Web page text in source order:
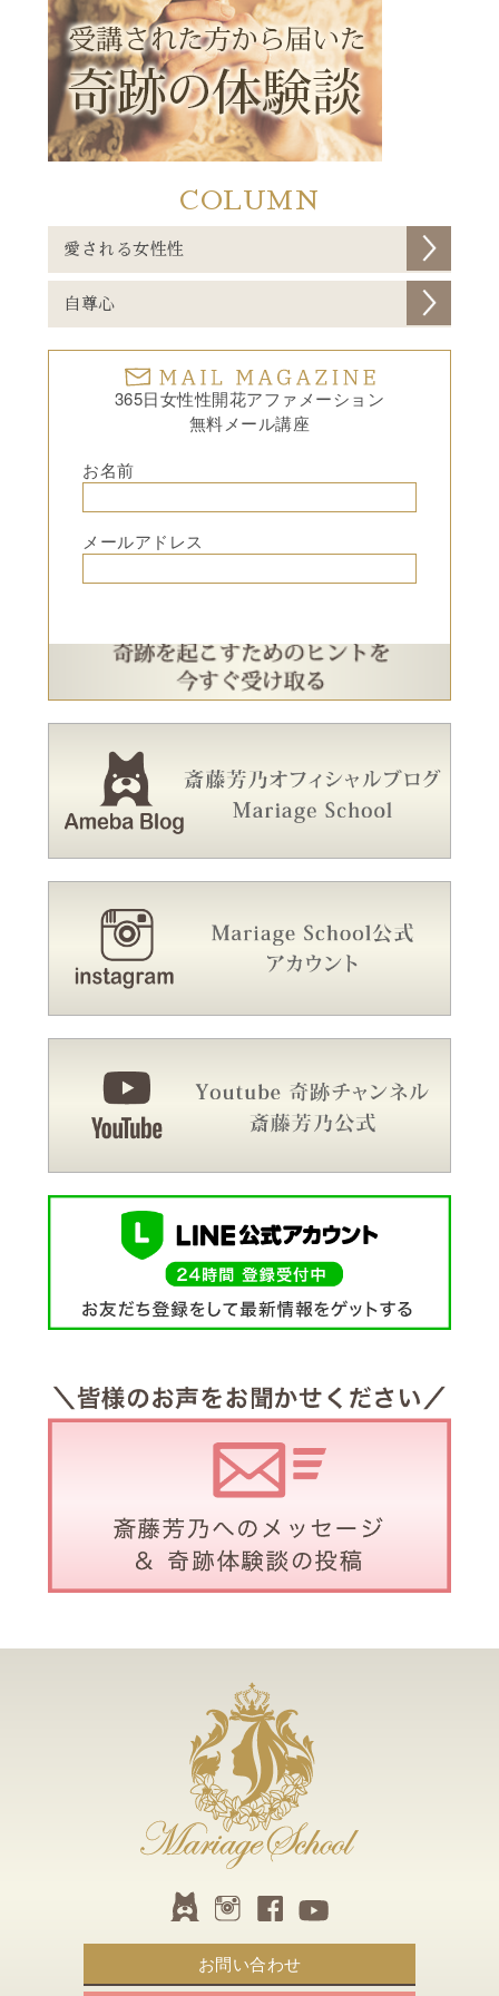
COLUMN
愛される女性性
自尊心
365日女性性開花アファメーション
無料メール講座
お名前
メールアドレス
お問い合わせ